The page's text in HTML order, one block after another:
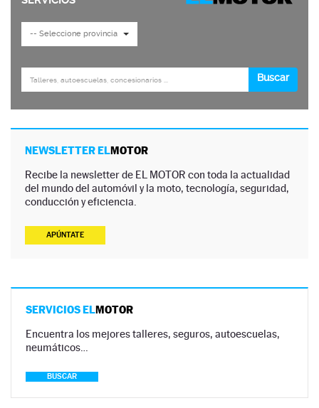
NEWSLETTER ELMOTOR
Recibe la newsletter de EL MOTOR con toda la actualidad
del mundo del automóvil y la moto, tecnología, seguridad,
conducción y eficiencia.
APÚNTATE
SERVICIOS ELMOTOR
Encuentra los mejores talleres, seguros, autoescuelas,
neumáticos…
BUSCAR